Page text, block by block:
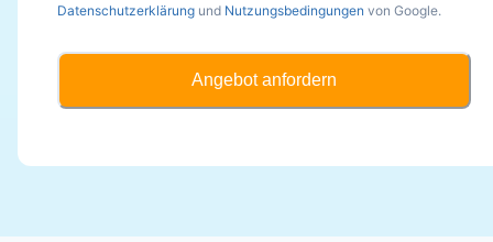
Datenschutzerklärung und Nutzungsbedingungen von Google.
Angebot anfordern